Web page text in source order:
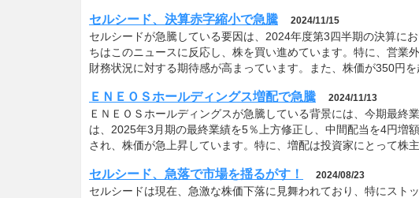
セルシード、決算赤字縮小で急騰 2024/11/15
セルシードが急騰している要因は、2024年度第3四半期の決算に
ちはこのニュースに反応し、株を買い進めています。特に、営業
財務状況に対する期待感が高まっています。また、株価が350円
ＥＮＥＯＳホールディングス増配で急騰 2024/11/13
ＥＮＥＯＳホールディングスが急騰している背景には、今期最終
は、2025年3月期の最終業績を5％上方修正し、中間配当を4円増
され、株価が急上昇しています。特に、増配は投資家にとって株
セルシード、急落で市場を揺るがす！ 2024/08/23
セルシードは現在、急激な株価下落に見舞われており、特にスト